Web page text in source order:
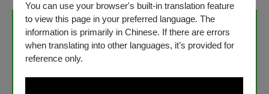
You can use your browser's built-in translation feature
to view this page in your preferred language. The
information is primarily in Chinese. If there are errors
when translating into other languages, it’s provided for
reference only.